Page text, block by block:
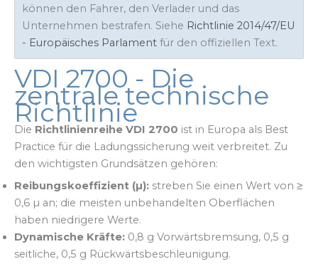
können den Fahrer, den Verlader und das
Unternehmen bestrafen. Siehe Richtlinie 2014/47/EU
- Europäisches Parlament für den offiziellen Text.
VDI 2700 - Die
zentrale technische
Richtlinie
Die Richtlinienreihe VDI 2700 ist in Europa als Best
Practice für die Ladungssicherung weit verbreitet. Zu
den wichtigsten Grundsätzen gehören:
Reibungskoeffizient (µ): streben Sie einen Wert von ≥
0,6 µ an; die meisten unbehandelten Oberflächen
haben niedrigere Werte.
Dynamische Kräfte: 0,8 g Vorwärtsbremsung, 0,5 g
seitliche, 0,5 g Rückwärtsbeschleunigung.